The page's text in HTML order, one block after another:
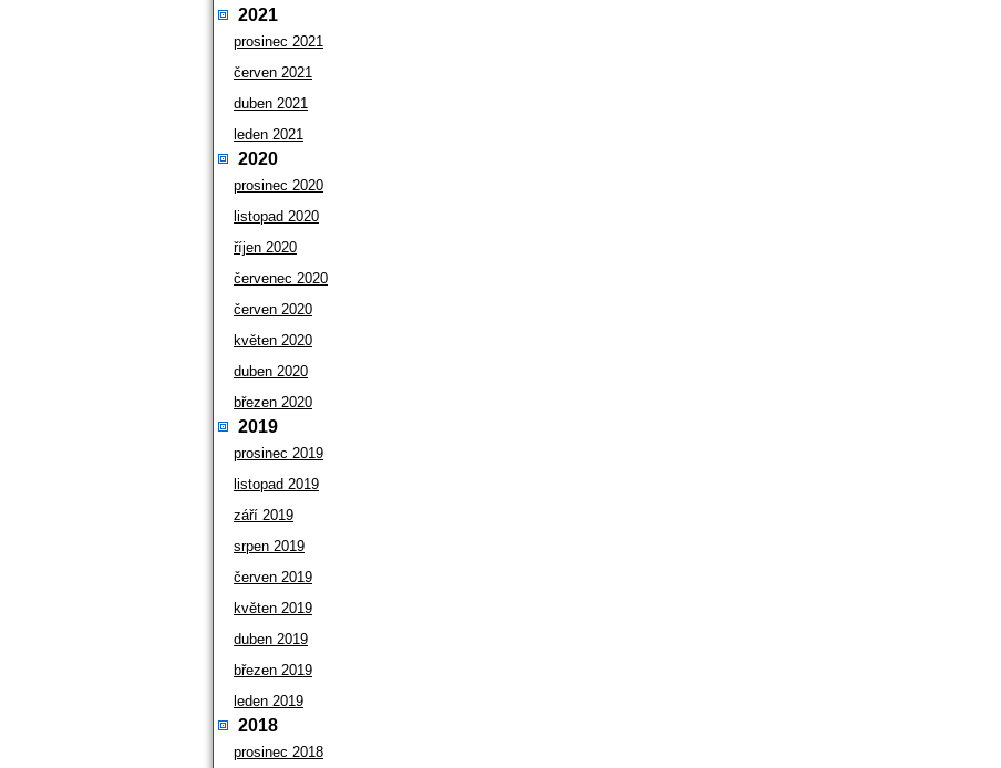
2021
prosinec 2021
červen 2021
duben 2021
leden 2021
2020
prosinec 2020
listopad 2020
říjen 2020
červenec 2020
červen 2020
květen 2020
duben 2020
březen 2020
2019
prosinec 2019
listopad 2019
září 2019
srpen 2019
červen 2019
květen 2019
duben 2019
březen 2019
leden 2019
2018
prosinec 2018